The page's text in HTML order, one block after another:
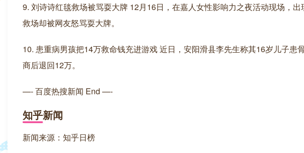
9. 刘诗诗红毯救场被骂耍大牌 12月16日，在嘉人女性影响力之夜活动现场，
救场却被网友怒骂耍大牌。
10. 患重病男孩把14万救命钱充进游戏 近日，安阳滑县李先生称其16岁儿子
商后退回12万。
—- 百度热搜新闻 End —-
知乎新闻
新闻来源：知乎日榜